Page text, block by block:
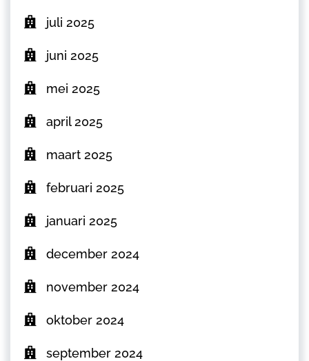
juli 2025
juni 2025
mei 2025
april 2025
maart 2025
februari 2025
januari 2025
december 2024
november 2024
oktober 2024
september 2024